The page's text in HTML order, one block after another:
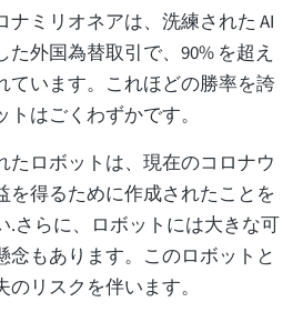
ナミリオネアは、洗練された AI
外国為替取引で、90% を超え
ています。これほどの勝率を誇
はごくわずかです。
たロボットは、現在のコロナウ
を得るために作成されたことを
.さらに、ロボットには大きな可
念もあります。このロボットと
リスクを伴います。